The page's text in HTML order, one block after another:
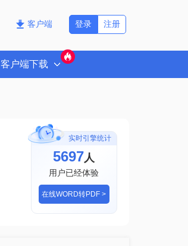
客户端 注册
登录
客户端下载
实时引擎统计
5697人
用户已经体验
在线WORD转PDF >